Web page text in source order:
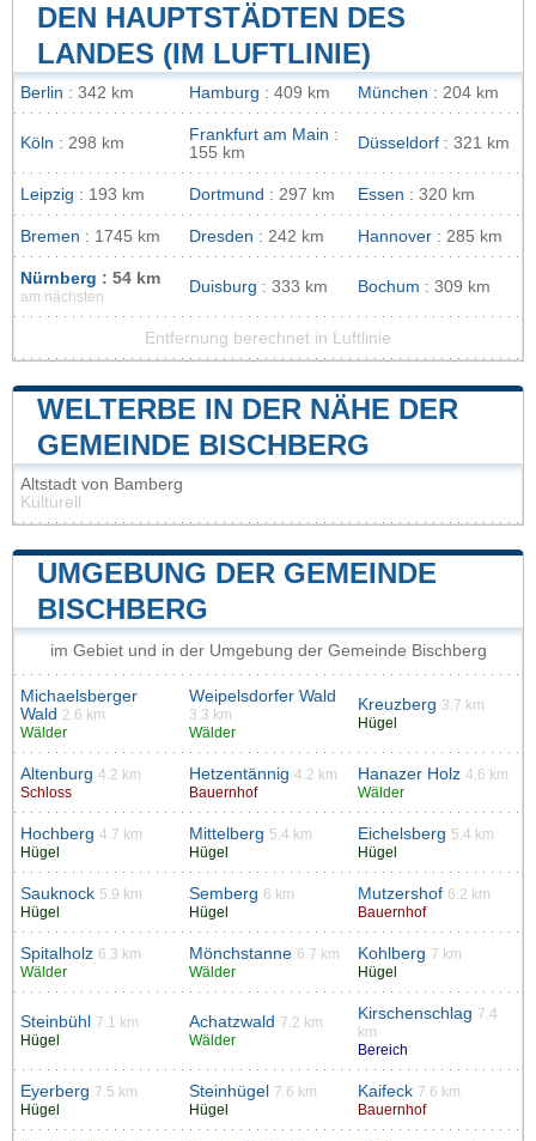
DEN HAUPTSTÄDTEN DES
LANDES (IM LUFTLINIE)
Berlin : 342 km Hamburg : 409 km München : 204 km
Köln : 298 km Frankfurt am Main :
155 km
Düsseldorf : 321 km
Leipzig : 193 km Dortmund : 297 km Essen : 320 km
Bremen : 1745 km Dresden : 242 km Hannover : 285 km
Nürnberg : 54 km
am nächsten
Duisburg : 333 km Bochum : 309 km
Entfernung berechnet in Luftlinie
WELTERBE IN DER NÄHE DER
GEMEINDE BISCHBERG
Altstadt von Bamberg
Kulturell
UMGEBUNG DER GEMEINDE
BISCHBERG
im Gebiet und in der Umgebung der Gemeinde Bischberg
Michaelsberger
Wald 2.6 km
Wälder
Weipelsdorfer Wald
3.3 km
Wälder
Kreuzberg 3.7 km
Hügel
Altenburg 4.2 km
Schloss
Hetzentännig 4.2 km
Bauernhof
Hanazer Holz 4.6 km
Wälder
Hochberg 4.7 km
Hügel
Mittelberg 5.4 km
Hügel
Eichelsberg 5.4 km
Hügel
Sauknock 5.9 km
Hügel
Semberg 6 km
Hügel
Mutzershof 6.2 km
Bauernhof
Spitalholz 6.3 km
Wälder
Mönchstanne 6.7 km
Wälder
Kohlberg 7 km
Hügel
Steinbühl
7.1 km
Hügel
Achatzwald 7.2 km
Wälder
Kirschenschlag 7.4
km
Bereich
Eyerberg 7.5 km
Hügel
Steinhügel
7.6 km
Hügel
Kaifeck 7.6 km
Bauernhof